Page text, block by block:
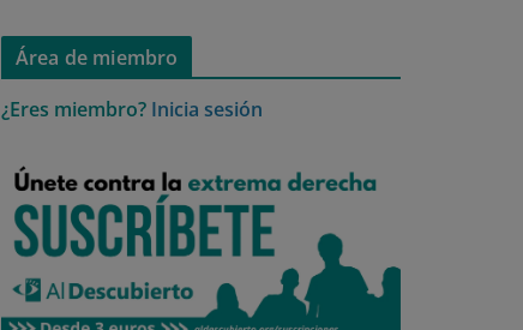
Área de miembro
¿Eres miembro? Inicia sesión